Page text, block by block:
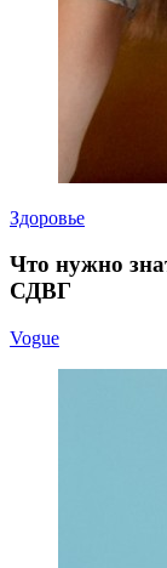
Здоровье
Что нужно
СДВГ
Vogue